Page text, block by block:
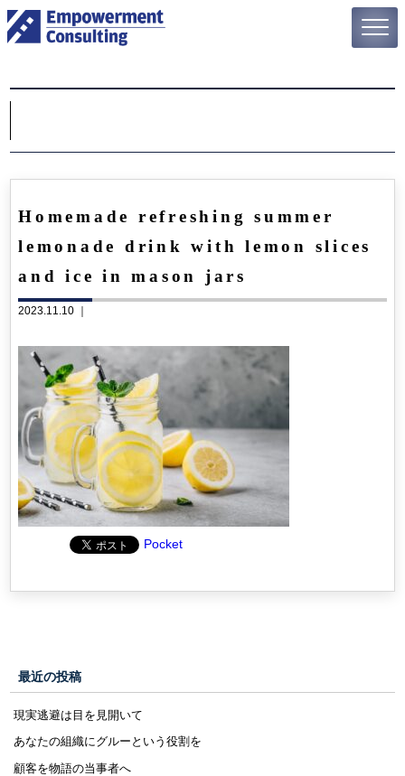
Homemade refreshing summer
lemonade drink with lemon slices
and ice in mason jars
2023.11.10 ｜
Pocket
最近の投稿
現実逃避は目を見開いて
あなたの組織にグルーという役割を
顧客を物語の当事者へ